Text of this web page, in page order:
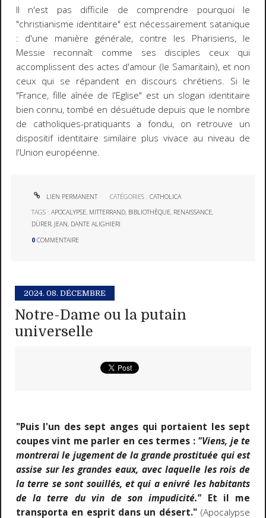
Il n'est pas difficile de comprendre pourquoi le
"christianisme identitaire" est nécessairement satanique
: d'une manière générale, contre les Pharisiens, le
Messie reconnaît comme ses disciples ceux qui
accomplissent des actes d'amour (le Samaritain), et non
ceux qui se répandent en discours chrétiens. Si le
"France, fille aînée de l'Eglise" est un slogan identitaire
bien connu, tombé en désuétude depuis que le nombre
de catholiques-pratiquants a fondu, on retrouve un
dispositif identitaire similaire plus vivace au niveau de
l'Union européenne.
LIEN PERMANENT CATÉGORIES :CATHOLICA
TAGS :APOCALYPSE, MITTERRAND, BIBLIOTHÈQUE, RENAISSANCE,
DÜRER, JEAN, DANTE ALIGHIERI
0 COMMENTAIRE
2024. 08. DÉCEMBRE
Notre-Dame ou la putain
universelle
"Puis l'un des sept anges qui portaient les sept
coupes vint me parler en ces termes : "Viens, je te
montrerai le jugement de la grande prostituée qui est
assise sur les grandes eaux, avec laquelle les rois de
la terre se sont souillés, et qui a enivré les habitants
de la terre du vin de son impudicité." Et il me
transporta en esprit dans un désert."(Apocalypse